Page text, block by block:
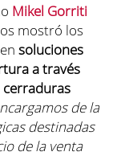
Mikel Gorriti
mostró los
soluciones
a través
de la
destinadas
de la venta